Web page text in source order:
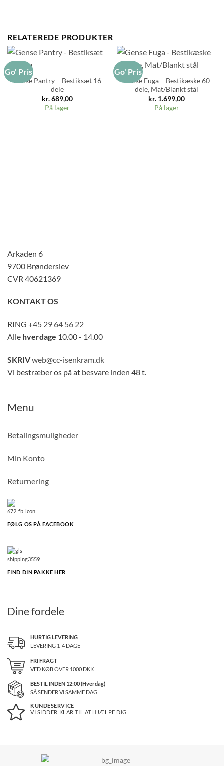
RELATEREDE PRODUKTER
Go' Pris
Gense Pantry – Bestiksæt 16
dele
kr.689,00
På lager
Go' Pris
Gense Fuga – Bestikæske 60
dele, Mat/Blankt stål
kr. 1.699,00
På lager
Arkaden 6
9700 Brønderslev
CVR 40621369
KONTAKT OS
RING +45 29 64 56 22
Alle hverdage 10.00 - 14.00
SKRIVweb@cc-isenkram.dk
Vi bestræber os på at besvare inden 48 t.
Menu
Betalingsmuligheder
Min Konto
Returnering
FØLG OS PÅ FACEBOOK
FIND DIN PAKKE HER
Dine fordele
HURTIG LEVERING
LEVERING 1-4 DAGE
FRI FRAGT
VED KØB OVER 1000DKK
BESTIL INDEN 12:00 (Hverdag)
SÅ SENDER VI SAMME DAG
KUNDESERVICE
VI SIDDER KLAR TIL AT HJÆLPE DIG